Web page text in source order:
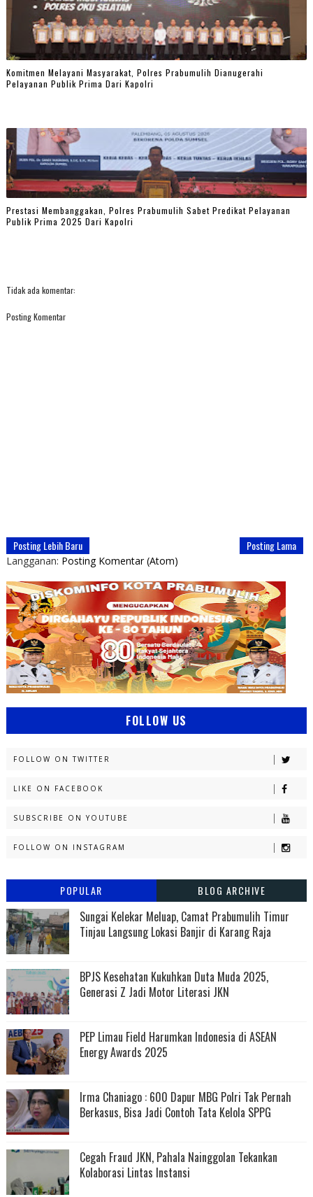
Komitmen Melayani Masyarakat, Polres Prabumulih Dianugerahi
Pelayanan Publik Prima Dari Kapolri
Prestasi Membanggakan, Polres Prabumulih Sabet Predikat Pelayanan
Publik Prima 2025 Dari Kapolri
Tidak ada komentar:
Posting Komentar
Posting Lebih Baru Posting Lama
Langganan: Posting Komentar (Atom)
FOLLOW US
FOLLOW ON TWITTER
LIKE ON FACEBOOK
SUBSCRIBE ON YOUTUBE
FOLLOW ON INSTAGRAM
POPULAR BLOG ARCHIVE
Sungai Kelekar Meluap, Camat Prabumulih Timur
Tinjau Langsung Lokasi Banjir di Karang Raja
BPJS Kesehatan Kukuhkan Duta Muda 2025,
Generasi Z Jadi Motor Literasi JKN
PEP Limau Field Harumkan Indonesia di ASEAN
Energy Awards 2025
Irma Chaniago : 600 Dapur MBG Polri Tak Pernah
Berkasus, Bisa Jadi Contoh Tata Kelola SPPG
Cegah Fraud JKN, Pahala Nainggolan Tekankan
Kolaborasi Lintas Instansi